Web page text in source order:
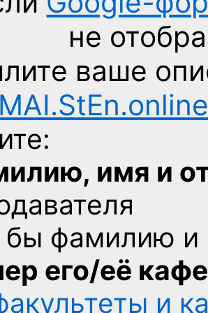
не
ваше
имя и
бы фамилию
его/её
и